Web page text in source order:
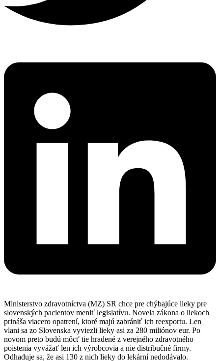
Ministerstvo zdravotníctva (MZ) SR chce pre chýbajúce lieky pre
slovenských pacientov meniť legislatívu. Novela zákona o liekoch
prináša viacero opatrení, ktoré majú zabrániť ich reexportu. Len
vlani sa zo Slovenska vyviezli lieky asi za 280 miliónov eur. Po
novom preto budú môcť tie hradené z verejného zdravotného
poistenia vyvážať len ich výrobcovia a nie distribučné firmy.
Odhaduje sa, že asi 130 z nich lieky do lekární nedodávalo.